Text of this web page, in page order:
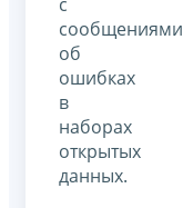
сообщениями
об
ошибках
в
наборах
открытых
данных.